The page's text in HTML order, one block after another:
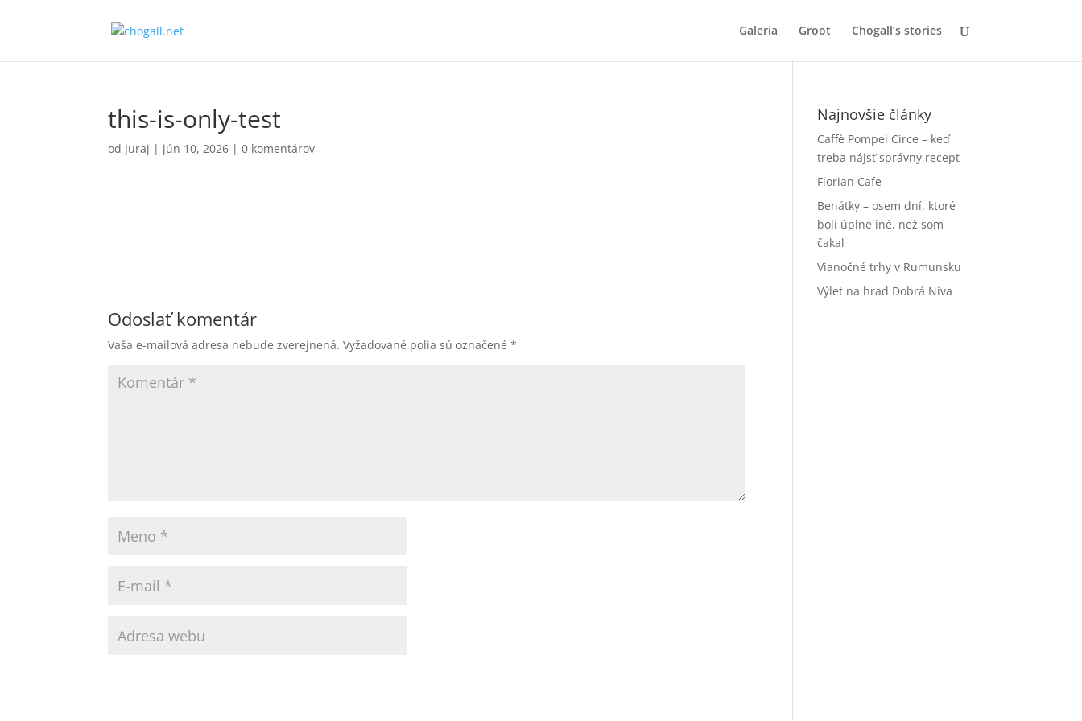
Galeria Groot Chogall’s stories
this-is-only-test
od Juraj | jún 10, 2026 |0 komentárov
Odoslať komentár
Vaša e-mailová adresa nebude zverejnená. Vyžadované polia sú označené*
Najnovšie články
Caffè Pompei Circe – keď
treba nájsť správny recept
Florian Cafe
Benátky – osem dní, ktoré
boli úplne iné, než som
čakal
Vianočné trhy v Rumunsku
Výlet na hrad Dobrá Niva